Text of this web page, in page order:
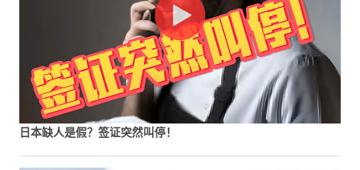
日本缺人是假？签证突然叫停！